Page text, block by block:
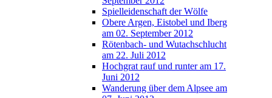
Spielleidenschaft der Wölfe
Obere Argen, Eistobel und Iberg
am 02. September 2012
Rötenbach- und Wutachschlucht
am 22. Juli 2012
Hochgrat rauf und runter am 17.
Juni 2012
Wanderung über dem Alpsee am